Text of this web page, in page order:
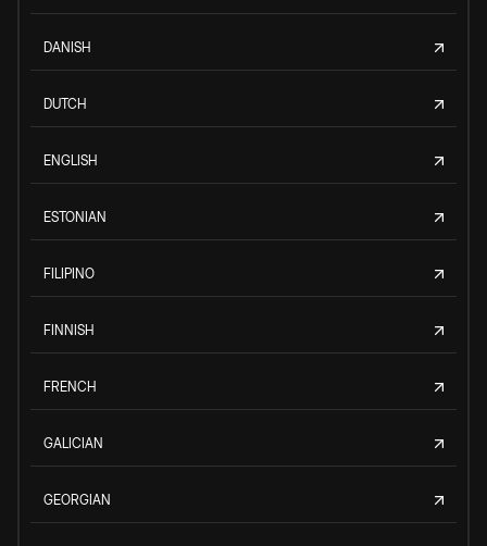
DANISH
DUTCH
ENGLISH
ESTONIAN
FILIPINO
FINNISH
FRENCH
GALICIAN
GEORGIAN